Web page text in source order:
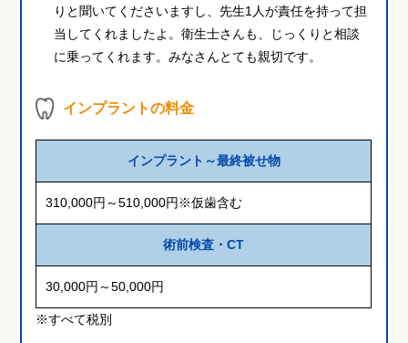
りと聞いてくださいますし、先生1人が責任を持って担
当してくれましたよ。衛生士さんも、じっくりと相談
に乗ってくれます。みなさんとても親切です。
インプラントの料金
インプラント～最終被せ物
310,000円～510,000円※仮歯含む
術前検査・CT
30,000円～50,000円
※すべて税別